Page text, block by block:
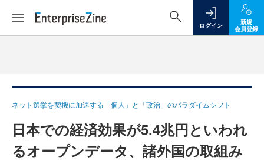
ログイン
新規
会員登録
ネット選挙を契機に加速する「個人」と「政治」のパラダイムシフト
日本での経済効果が5.4兆円といわれ
るオープンデータ、諸外国の取組み